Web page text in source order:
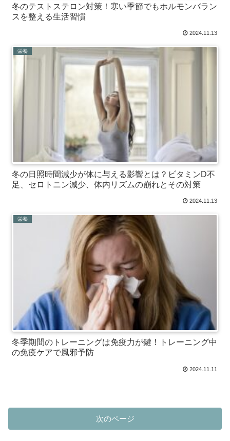
冬のテストステロン対策！寒い季節でもホルモンバラン
スを整える生活習慣
2024.11.13
栄養
冬の日照時間減少が体に与える影響とは？ビタミンD不
足、セロトニン減少、体内リズムの崩れとその対策
2024.11.13
栄養
冬季期間のトレーニングは免疫力が鍵！トレーニング中
の免疫ケアで風邪予防
2024.11.11
次のページ